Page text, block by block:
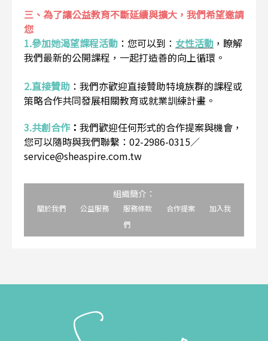
三、為了讓公益教育不斷延續與擴大，我們希望邀請
您
1.參加她渴望課程活動 ： 您可以到： 女性活動 ，瞭解
我們最新的公開課程，一起打造善的向上循環。
2.直接贊助 ： 我們亦歡迎直接贊助特境族群的課程或
策略合作共同發展相關教育或就業訓練計畫。
3.共創合作： 我們歡迎任何形式的合作提案與機會，
您可以隨時與我們聯繫：02-2986-0315／
service@sheaspire.com.tw
組織簡介：
關於我們 公益服務 服務條款 合作提案
加入我
們